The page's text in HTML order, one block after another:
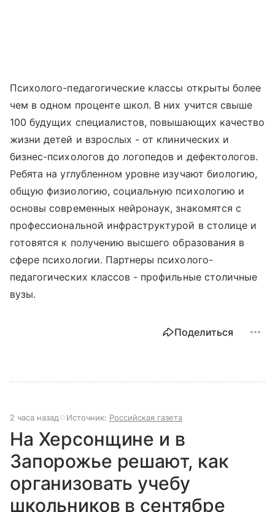
Психолого-педагогические классы открыты более
чем в одном проценте школ. В них учится свыше
100 будущих специалистов, повышающих качество
жизни детей и взрослых - от клинических и
бизнес-психологов до логопедов и дефектологов.
Ребята на углубленном уровне изучают биологию,
общую физиологию, социальную психологию и
основы современных нейронаук, знакомятся с
профессиональной инфраструктурой в столице и
готовятся к получению высшего образования в
сфере психологии. Партнеры психолого-
педагогических классов - профильные столичные
вузы.
Поделиться
2 часа назад Источник: Российская газета
На Херсонщине и в
Запорожье решают, как
организовать учебу
школьников в сентябре